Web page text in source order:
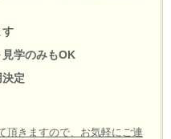
す
学のみもOK
定
頂きますので、お気軽にご連